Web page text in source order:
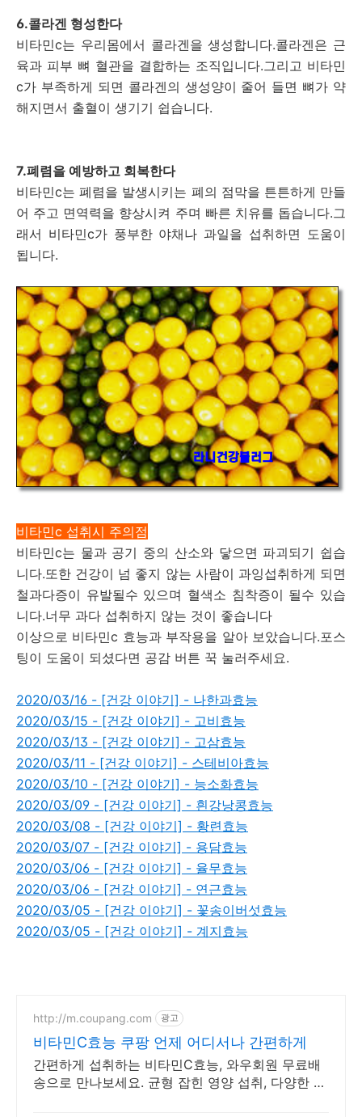
6.콜라겐 형성한다
비타민c는 우리몸에서 콜라겐을 생성합니다.콜라겐은 근
육과 피부 뼈 혈관을 결합하는 조직입니다.그리고 비타민
c가 부족하게 되면 콜라겐의 생성양이 줄어 들면 뼈가 약
해지면서 출혈이 생기기 쉽습니다.
7.폐렴을 예방하고 회복한다
비타민c는 폐렴을 발생시키는 폐의 점막을 튼튼하게 만들
어 주고 면역력을 향상시켜 주며 빠른 치유를 돕습니다.그
래서 비타민c가 풍부한 야채나 과일을 섭취하면 도움이
됩니다.
비타민c 섭취시 주의점
비타민c는 물과 공기 중의 산소와 닿으면 파괴되기 쉽습
니다.또한 건강이 넘 좋지 않는 사람이 과잉섭취하게 되면
철과다증이 유발될수 있으며 혈색소 침착증이 될수 있습
니다.너무 과다 섭취하지 않는 것이 좋습니다
이상으로 비타민c 효능과 부작용을 알아 보았습니다.포스
팅이 도움이 되셨다면 공감 버튼 꾹 눌러주세요.
2020/03/16 - [건강 이야기] - 나한과효능
2020/03/15 - [건강 이야기] - 고비효능
2020/03/13 - [건강 이야기] - 고삼효능
2020/03/11 - [건강 이야기] - 스테비아효능
2020/03/10 - [건강 이야기] - 능소화효능
2020/03/09 - [건강 이야기] - 흰강낭콩효능
2020/03/08 - [건강 이야기] - 황련효능
2020/03/07 - [건강 이야기] - 용담효능
2020/03/06 - [건강 이야기] - 율무효능
2020/03/06 - [건강 이야기] - 연근효능
2020/03/05 - [건강 이야기] - 꽃송이버섯효능
2020/03/05 - [건강 이야기] - 계지효능
http://m.coupang.com 광고
비타민C효능 쿠팡 언제 어디서나 간편하게
간편하게 섭취하는 비타민C효능, 와우회원 무료배
송으로 만나보세요. 균형 잡힌 영양 섭취, 다양한 비